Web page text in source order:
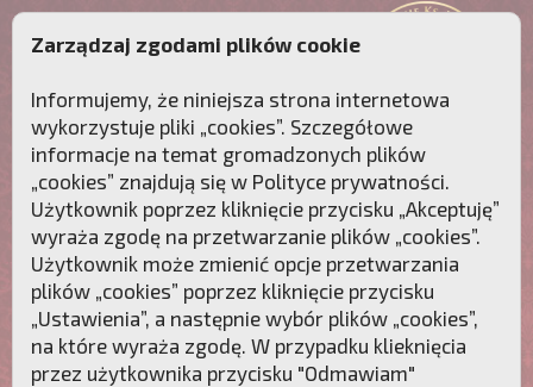
Przebudźmy sumienia Polaków!
Zarządzaj zgodami plików cookie
Informujemy, że niniejsza strona internetowa
wykorzystuje pliki „cookies”. Szczegółowe
informacje na temat gromadzonych plików
„cookies” znajdują się w Polityce prywatności.
Użytkownik poprzez kliknięcie przycisku „Akceptuję”
wyraża zgodę na przetwarzanie plików „cookies”.
Użytkownik może zmienić opcje przetwarzania
plików „cookies” poprzez kliknięcie przycisku
„Ustawienia”, a następnie wybór plików „cookies”,
na które wyraża zgodę. W przypadku klieknięcia
przez użytkownika przycisku "Odmawiam"